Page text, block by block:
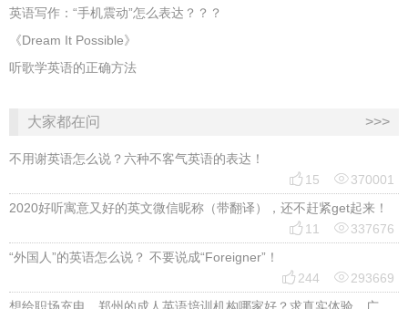
英语写作：“手机震动”怎么表达？？？
《Dream It Possible》
听歌学英语的正确方法
大家都在问 >>>
不用谢英语怎么说？六种不客气英语的表达！
 15 370001
2020好听寓意又好的英文微信昵称（带翻译），还不赶紧get起来！
 11 337676
“外国人”的英语怎么说？ 不要说成“Foreigner”！
 244 293669